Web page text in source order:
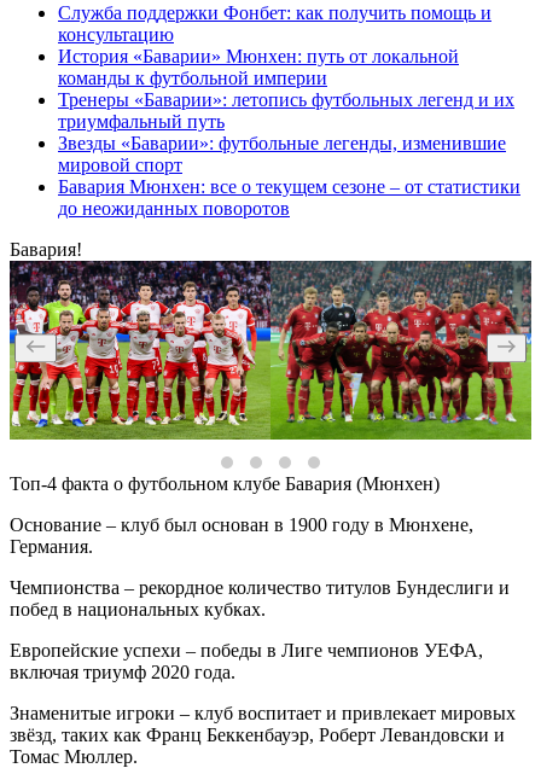
Служба поддержки Фонбет: как получить помощь и
консультацию
История «Баварии» Мюнхен: путь от локальной
команды к футбольной империи
Тренеры «Баварии»: летопись футбольных легенд и их
триумфальный путь
Звезды «Баварии»: футбольные легенды, изменившие
мировой спорт
Бавария Мюнхен: все о текущем сезоне – от статистики
до неожиданных поворотов
Бавария!
Топ-4 факта о футбольном клубе Бавария (Мюнхен)
Основание – клуб был основан в 1900 году в Мюнхене,
Германия.
Чемпионства – рекордное количество титулов Бундеслиги и
побед в национальных кубках.
Европейские успехи – победы в Лиге чемпионов УЕФА,
включая триумф 2020 года.
Знаменитые игроки – клуб воспитает и привлекает мировых
звёзд, таких как Франц Беккенбауэр, Роберт Левандовски и
Томас Мюллер.